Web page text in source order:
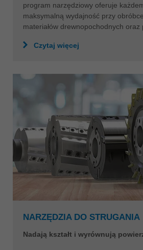
program narzędziowy oferuje
maksymalną wydajność przy
materiałów drewnopochodnych oraz
Czytaj więcej
NARZĘDZIA DO STRUGANIA
Nadają kształt i wyrównują